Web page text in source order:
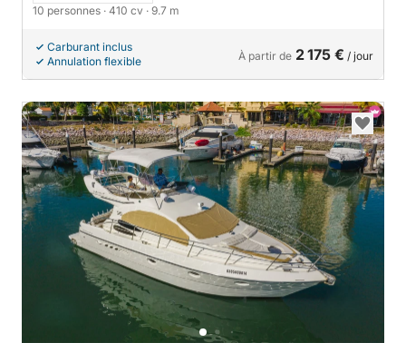
10 personnes · 410 cv · 9.7 m
Carburant inclus
Annulation flexible
À partir de 2 175 € / jour